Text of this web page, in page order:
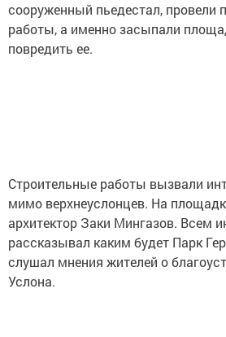
сооруженный пьедестал, провели
работы, а именно засыпали
повредить ее.
Строительные работы вызвали
мимо верхнеуслонцев. На
архитектор Заки Мингазов. Всем
рассказывал каким будет Парк
слушал мнения жителей о
Услона.